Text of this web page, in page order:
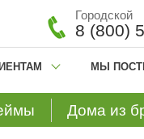
Городской
8 (800)
МЫ
Дома из